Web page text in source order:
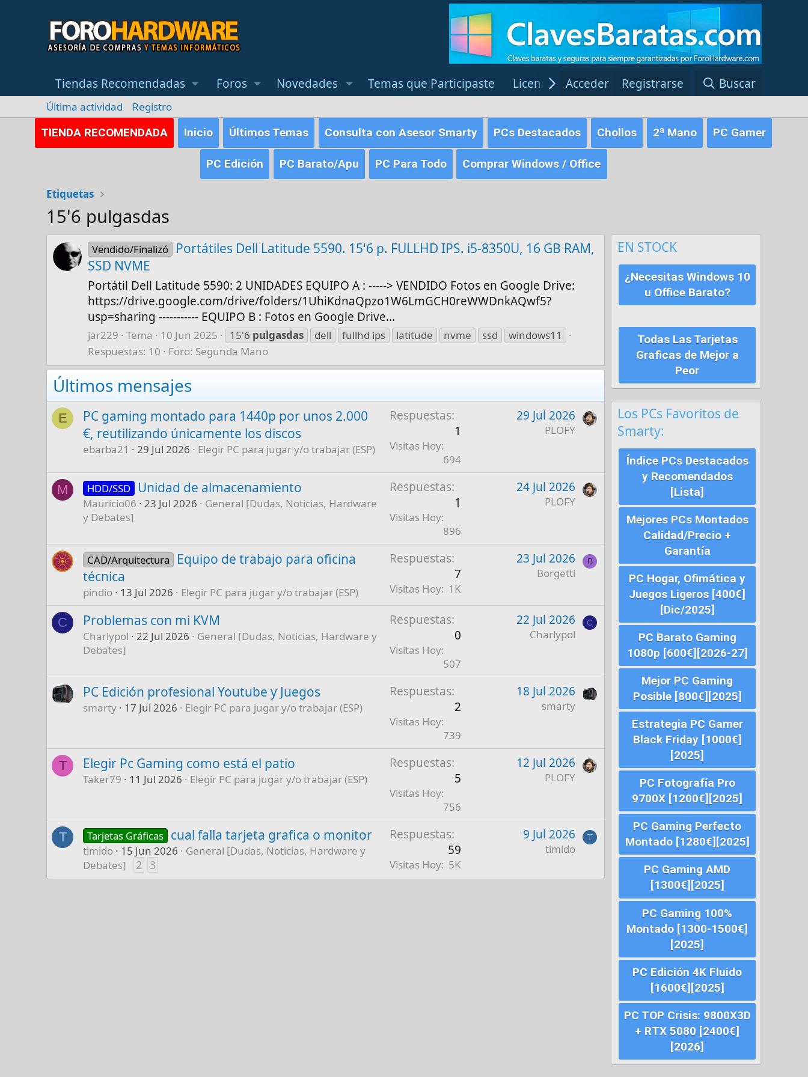
Tiendas Recomendadas Foros Novedades Temas que Participaste Licencias Windows Red Fansite.es
Acceder Registrarse Buscar
Última actividad
Registro
TIENDA RECOMENDADA
Inicio Últimos Temas Consulta con Asesor Smarty PCs Destacados Chollos 2ª Mano PC Gamer
PC Edición PC Barato/Apu PC Para Todo Comprar Windows / Office
Etiquetas
15'6 pulgasdas
Vendido/Finalizó
Portátiles Dell Latitude 5590. 15'6 p. FULLHD IPS. i5-8350U, 16 GB RAM,
SSD NVME
Portátil Dell Latitude 5590: 2 UNIDADES EQUIPO A : -----> VENDIDO Fotos en Google Drive:
https://drive.google.com/drive/folders/1UhiKdnaQpzo1W6LmGCH0reWWDnkAQwf5?
usp=sharing ----------- EQUIPO B : Fotos en Google Drive...
jar229 Tema 10 Jun 2025 15'6 pulgasdas dell fullhd ips latitude nvme ssd
windows11
Respuestas: 10
Foro: Segunda Mano
Últimos mensajes
E
PC gaming montado para 1440p por unos 2.000
€, reutilizando únicamente los discos
ebarba21 29 Jul 2026 Elegir PC para jugar y/o trabajar (ESP)
Respuestas
1
Visitas Hoy
694
29 Jul 2026
PLOFY
M HDD/SSD Unidad de almacenamiento
Mauricio06 23 Jul 2026
General [Dudas, Noticias, Hardware
y Debates]
Respuestas
1
Visitas Hoy
896
24 Jul 2026
PLOFY
CAD/Arquitectura
Equipo de trabajo para oficina
técnica
pindio 13 Jul 2026 Elegir PC para jugar y/o trabajar (ESP)
Respuestas
7
Visitas Hoy 1K
23 Jul 2026
Borgetti
B
C Problemas con mi KVM
Charlypol 22 Jul 2026
General [Dudas, Noticias, Hardware y
Debates]
Respuestas
0
Visitas Hoy
507
22 Jul 2026
Charlypol
C
PC Edición profesional Youtube y Juegos
smarty 17 Jul 2026 Elegir PC para jugar y/o trabajar (ESP)
Respuestas
2
Visitas Hoy
739
18 Jul 2026
smarty
T Elegir Pc Gaming como está el patio
Taker79 11 Jul 2026 Elegir PC para jugar y/o trabajar (ESP)
Respuestas
5
Visitas Hoy
756
12 Jul 2026
PLOFY
T Tarjetas Gráficas cual falla tarjeta grafica o monitor
timido 15 Jun 2026
General [Dudas, Noticias, Hardware y
Debates]
2 3
Respuestas
59
Visitas Hoy 5K
9 Jul 2026
timido
T
EN STOCK
¿Necesitas Windows 10
u Office Barato?
Todas Las Tarjetas
Graficas de Mejor a
Peor
Los PCs Favoritos de
Smarty:
Índice PCs Destacados
y Recomendados
[Lista]
Mejores PCs Montados
Calidad/Precio +
Garantía
PC Hogar, Ofimática y
Juegos Ligeros [400€]
[Dic/2025]
PC Barato Gaming
1080p [600€][2026-27]
Mejor PC Gaming
Posible [800€][2025]
Estrategia PC Gamer
Black Friday [1000€]
[2025]
PC Fotografía Pro
9700X [1200€][2025]
PC Gaming Perfecto
Montado [1280€][2025]
PC Gaming AMD
[1300€][2025]
PC Gaming 100%
Montado [1300-1500€]
[2025]
PC Edición 4K Fluido
[1600€][2025]
PC TOP Crisis: 9800X3D
+ RTX 5080 [2400€]
[2026]